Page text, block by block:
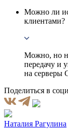
Можно ли
клиентами?
Можно, но
передачу и
на серверы
Поделиться в
Наталия Рагулина